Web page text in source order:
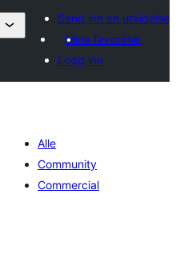
Send inn en utvidelse
Mine favoritter
Logg inn
Alle
Community
Commercial